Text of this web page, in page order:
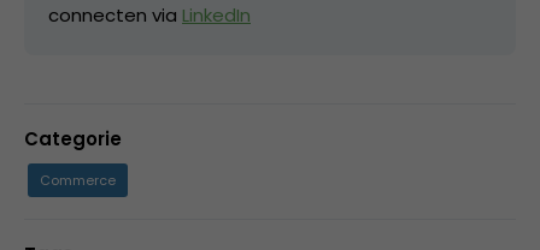
connecten via LinkedIn
Categorie
Commerce